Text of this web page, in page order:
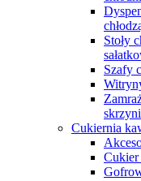
Stoły
Szafy
Cukiernia